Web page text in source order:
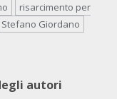
risarcimento per
Stefano Giordano
autori